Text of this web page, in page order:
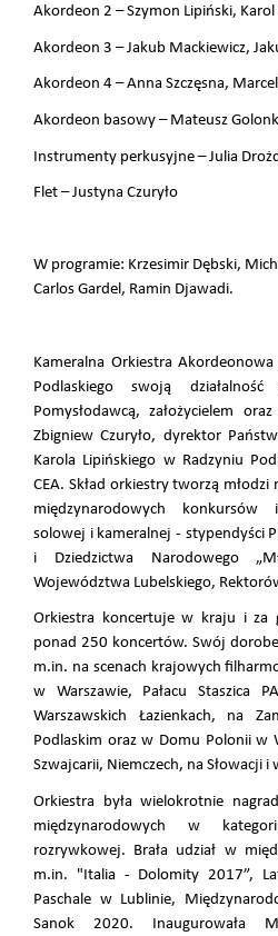
Akordeon 2 – Szymon Lipiński, Karol
Akordeon 3 – Jakub Mackiewicz,
Akordeon 4 – Anna Szczęsna,
Akordeon basowy – Mateusz
Instrumenty perkusyjne – Julia
Flet – Justyna Czuryło
W programie: Krzesimir Dębski,
Carlos Gardel, Ramin Djawadi.
Kameralna Orkiestra Akordeonowa
Podlaskiego swoją
Pomysłodawcą, założycielem
Zbigniew Czuryło, dyrektor
Karola Lipińskiego w Radzyniu
CEA. Skład orkiestry tworzą
międzynarodowych
solowej i kameralnej - stypendyści
i Dziedzictwa Narodowego
Województwa Lubelskiego,
Orkiestra koncertuje w kraju i za
ponad 250 koncertów. Swój
m.in. na scenach krajowych
w Warszawie, Pałacu Staszica
Warszawskich Łazienkach, na
Podlaskim oraz w Domu Polonii w
Szwajcarii, Niemczech, na Słowacji i
Orkiestra była wielokrotnie
międzynarodowych w
rozrywkowej. Brała udział w
m.in. "Italia - Dolomity 2017”,
Paschale w Lublinie,
Sanok 2020. Inaugurowała